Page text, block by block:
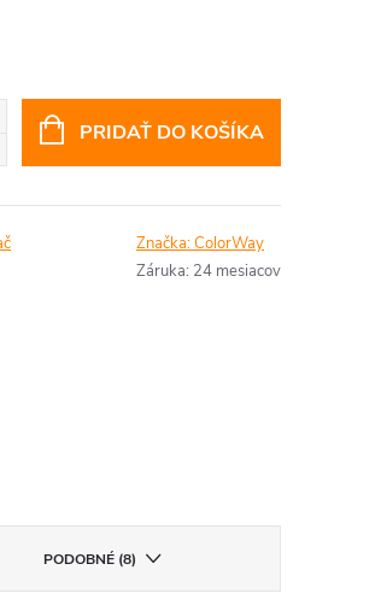
PRIDAŤ DO KOŠÍKA
Značka:ColorWay
Záruka: 24 mesiacov
PODOBNÉ (8)